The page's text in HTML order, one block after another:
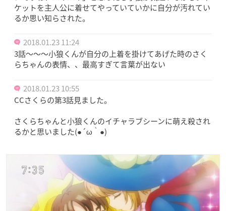
ケットを主人公に着せてやっていていかに自分が汚れてい
るか思い知らされた。
2018.01.23 11:24
3話～～～小狼くんが自分の上着を掛けてあげた時のさく
らちゃんの表情、、最高すぎて言葉が出ない
2018.01.23 10:55
CCさくらの第3話見ました。
さくらちゃんと小狼くんのイチャラブシーンに萌え殺され
るかと思いました(●´ω｀●)